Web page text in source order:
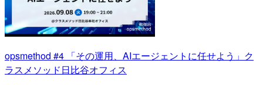
opsmethod #4 「その運用、AIエージェントに任せよう」ク
ラスメソッド日比谷オフィス